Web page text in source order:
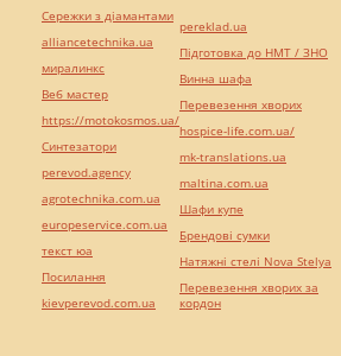
Сережки з діамантами
alliancetechnika.ua
миралинкс
Веб мастер
https://motokosmos.ua/
Синтезатори
perevod.agency
agrotechnika.com.ua
europeservice.com.ua
текст юа
Посилання
kievperevod.com.ua
pereklad.ua
Підготовка до НМТ / ЗНО
Винна шафа
Перевезення хворих
hospice-life.com.ua/
mk-translations.ua
maltina.com.ua
Шафи купе
Брендові сумки
Натяжні стелі Nova Stelya
Перевезення хворих за
кордон